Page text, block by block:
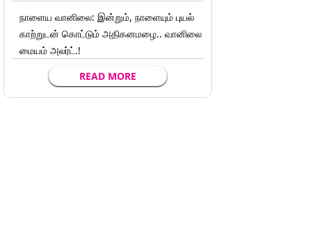
நாளைய வானிலை: இன்றும், நாளையும் புயல்
காற்றுடன் கொட்டும் அதிகனமழை.. வானிலை
மையம் அலர்ட்.!
READ MORE